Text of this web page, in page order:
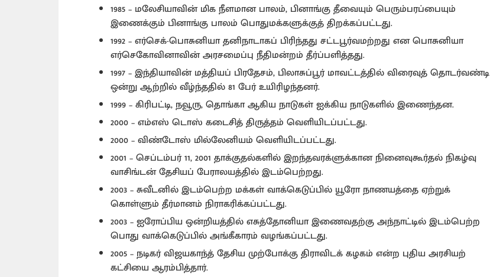
1985 – மலேசியாவின் மிக நீளமான பாலம், பினாங்கு தீவையும் பெரும்பரப்பையும்
இணைக்கும் பினாங்கு பாலம் பொதுமக்களுக்குத் திறக்கப்பட்டது.
1992 – எர்செக்-பொசுனியா தனிநாடாகப் பிரிந்தது சட்டபூர்வமற்றது என பொசுனியா
எர்செகோவினாவின் அரசமைப்பு நீதிமன்றம் தீர்ப்பளித்தது.
1997 – இந்தியாவின் மத்தியப் பிரதேசம், பிலாசுப்பூர் மாவட்டத்தில் விரைவுத் தொடர்வண்டி
ஒன்று ஆற்றில் வீழ்ந்ததில் 81 பேர் உயிரிழந்தனர்.
1999 – கிரிபட்டி, நவூரு, தொங்கா ஆகிய நாடுகள் ஐக்கிய நாடுகளில் இணைந்தன.
2000 – எம்எஸ் டொஸ் கடைசித் திருத்தம் வெளியிடப்பட்டது.
2000 – விண்டோஸ் மில்லேனியம் வெளியிடப்பட்டது.
2001 – செப்டம்பர் 11, 2001 தாக்குதல்களில் இறந்தவரக்ளுக்கான நினைவுகூர்தல் நிகழ்வு
வாசிங்டன் தேசியப் பேராலயத்தில் இடம்பெற்றது.
2003 – சுவீடனில் இடம்பெற்ற மக்கள் வாக்கெடுப்பில் யூரோ நாணயத்தை ஏற்றுக்
கொள்ளும் தீர்மானம் நிராகரிக்கப்பட்டது.
2003 – ஐரோப்பிய ஒன்றியத்தில் எசுத்தோனியா இணைவதற்கு அந்நாட்டில் இடம்பெற்ற
பொது வாக்கெடுப்பில் அங்கீகாரம் வழங்கப்பட்டது.
2005 – நடிகர் விஜயகாந்த் தேசிய முற்போக்கு திராவிடக் கழகம் என்ற புதிய அரசியற்
கட்சியை ஆரம்பித்தார்.